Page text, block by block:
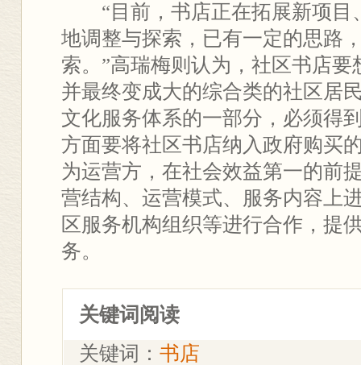
“目前，书店正在拓展新项目
地调整与探索，已有一定的思路
索。”高瑞梅则认为，社区书店
并最终变成大的综合类的社区居
文化服务体系的一部分，必须得
方面要将社区书店纳入政府购买
为运营方，在社会效益第一的前
营结构、运营模式、服务内容上
区服务机构组织等进行合作，提
务。
关键词阅读
关键词： 书店